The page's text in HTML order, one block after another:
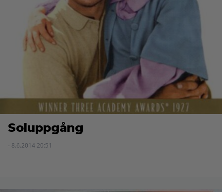
Soluppgång
- 8.6.2014 20:51